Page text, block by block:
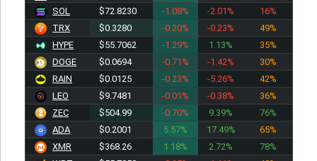
SOL
$72.8230 -1.08% -2.01%
16%
TRX
$0.3280 -0.20% -0.23%
49%
HYPE
$55.7062 -1.29% 1.13%
35%
DOGE
$0.0694 -0.71% -1.42%
30%
RAIN
$0.0125 -0.23% -5.26%
42%
LEO
$9.7481 -0.01% -0.38%
36%
ZEC
$504.99 -0.70% 9.39%
76%
ADA
$0.2001 5.57% 17.49%
65%
XMR
$368.26 1.18% 2.72%
78%